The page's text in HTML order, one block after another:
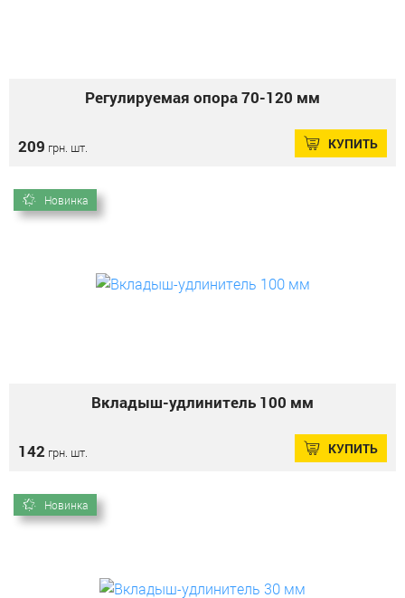
Регулируемая опора 70-120 мм
209 грн. шт. КУПИТЬ
Новинка
Вкладыш-удлинитель 100 мм
142 грн. шт. КУПИТЬ
Новинка